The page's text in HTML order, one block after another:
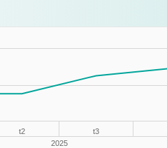
2025
t2 t3